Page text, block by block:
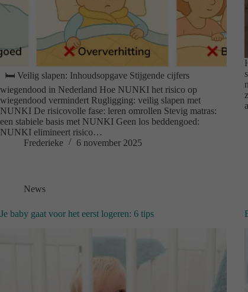
🛏️ Veilig slapen: Inhoudsopgave Stijgende cijfers
wiegendood in Nederland Hoe NUNKI het risico op
wiegendood vermindert Rugligging: veilig slapen met
NUNKI De risicovolle fase: leren omrollen Stevig matras:
een stabiele basis met NUNKI Geen los beddengoed:
NUNKI elimineert risico…
Frederieke
6 november 2025
News
Je baby gaat voor het eerst logeren: 6 tips